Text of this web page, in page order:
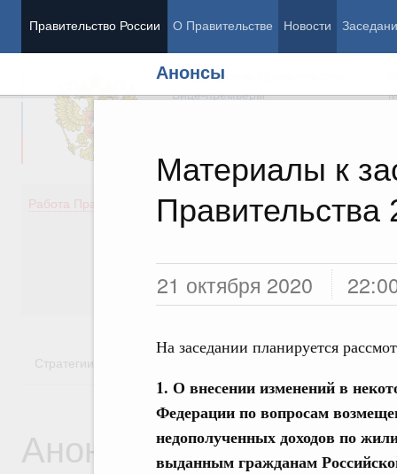
Правительство России О Правительстве Новости
Анонсы
Материалы к
Правительства
21 октября 2020
На заседании планируется
1. О внесении изменений в
Федерации по вопросам
недополученных доходов по
выданным гражданам
Председатель Правительства
Вице-премьеры
Работа Правительства
Демография
Здоровье
Общество
Государство
Стратегии
Анонсы